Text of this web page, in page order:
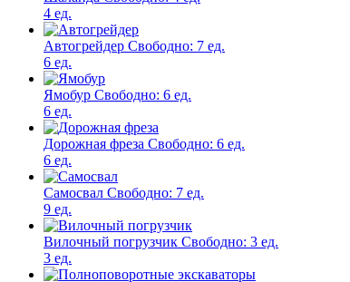
4 ед.
Автогрейдер Свободно: 7 ед.
6 ед.
Ямобур Свободно: 6 ед.
6 ед.
Дорожная фреза Свободно: 6 ед.
6 ед.
Самосвал Свободно: 7 ед.
9 ед.
Вилочный погрузчик Свободно: 3 ед.
3 ед.